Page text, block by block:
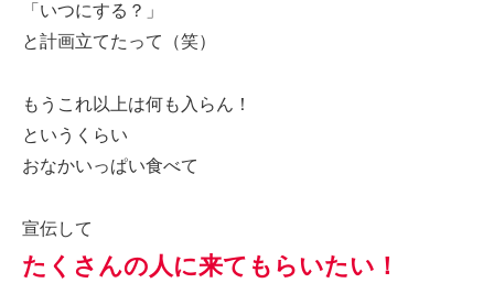
「いつにする？」
と計画立てたって（笑）
もうこれ以上は何も入らん！
というくらい
おなかいっぱい食べて
宣伝して
たくさんの人に来てもらいたい！